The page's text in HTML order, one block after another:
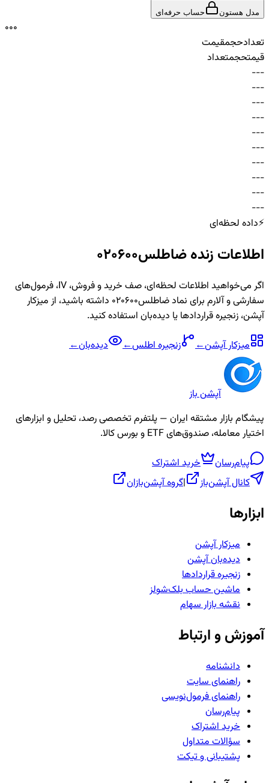
مدل هستون حساب حرفه‌ای
000
تعدادحجمقیمت
قیمتحجمتعداد
-
-
-
-
-
-
-
-
-
-
-
-
-
-
-
-
-
-
-
-
-
-
-
-
-
-
-
-
-
-
⚡داده لحظه‌ای
اطلاعات زندهضاطلس020600
اگر می‌خواهید اطلاعات لحظه‌ای، صف خرید و فروش، IV، فرمول‌های
سفارشی و آلارم برای نمادضاطلس020600
داشته باشید، از میزکار
آپشن، زنجیره قراردادها یا دیده‌بان استفاده کنید.
میزکار آپشن← زنجیرهاطلس← دیده‌بان←
آپشن باز
پیشگام بازار مشتقه ایران — پلتفرم تخصصی رصد، تحلیل و ابزارهای
اختیار معامله، صندوق‌های ETF و بورس کالا.
پیام‌رسان
خرید اشتراک
کانال آپشن‌باز
|گروه آپشن‌بازان
ابزارها
میزکار آپشن
دیده‌بان آپشن
زنجیره قراردادها
ماشین حساب بلک‌شولز
نقشه بازار سهام
آموزش و ارتباط
دانشنامه
راهنمای سایت
راهنمای فرمول‌نویسی
پیام‌رسان
خرید اشتراک
سؤالات متداول
پشتیبانی و تیکت